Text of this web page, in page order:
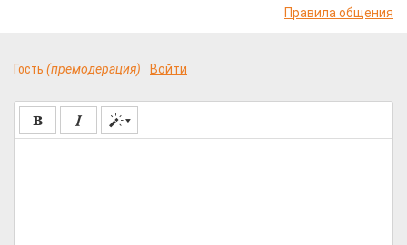
Правила общения
Гость (премодерация) Войти